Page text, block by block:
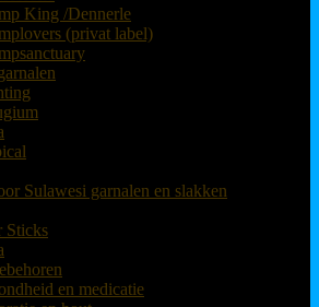
King /Dennerle
(privat label)
Sulawesi garnalen en slakken
Sticks
en medicatie